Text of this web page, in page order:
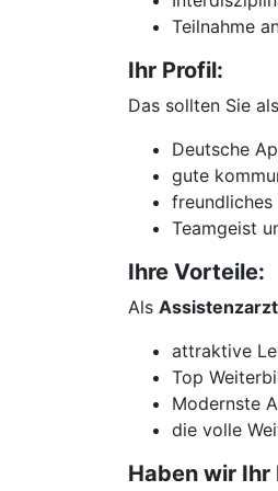
Teilnahme
Ihr Profil:
Das sollten Sie als
Deutsche
gute
Teamgeist
Ihre Vorteile:
Als
attraktive
Top
Modernste
die volle
Haben wir